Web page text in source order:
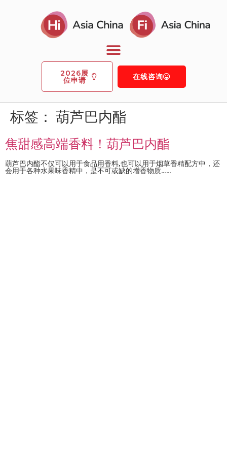
2026展
位申请 在线咨询
标签： 葫芦巴内酯
焦甜感高端香料！葫芦巴内酯
葫芦巴内酯不仅可以用于食品用香料,也可以用于烟草香精配方中，还
会用于各种水果味香精中，是不可或缺的增香物质……